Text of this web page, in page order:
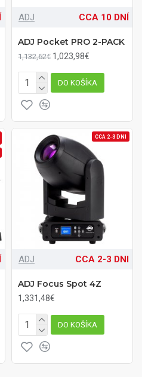
ADJ CCA 10 DNÍ
ADJ Pocket PRO 2-PACK
1,132,62€ 1,023,98€
DO KOŠÍKA
CCA 2-3 DNI
ADJ CCA 2-3 DNI
ADJ Focus Spot 4Z
1,331,48€
DO KOŠÍKA